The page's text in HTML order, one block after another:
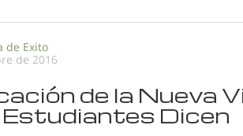
de Exito
de 2016
de la Nueva
Dicen